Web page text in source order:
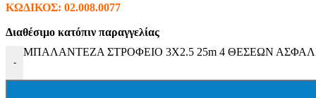
Μπαλαντέζες
Στροφεία
Φις – Adapters
Μετρητές
ΚΩΔΙΚΟΣ: 02.008.0077
Διαθέσιμο κατόπιν παραγγελίας
-
ΜΠΑΛΑΝΤΕΖΑ ΣΤΡΟΦΕΙΟ 3X2.5 25m 4 ΘΕΣΕΩΝ